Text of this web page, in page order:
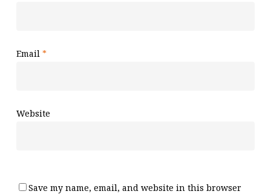
Email *
Website
Save my name, email, and website in this browser